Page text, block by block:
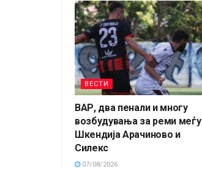
ВЕСТИ
ВАР, два пенали и многу
возбудувања за реми меѓу
Шкендија Арачиново и
Силекс
07/08/2026